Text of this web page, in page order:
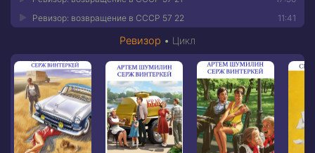
11:41
Ревизор: возвращение в СССР 57 22
Ревизор • Цикл